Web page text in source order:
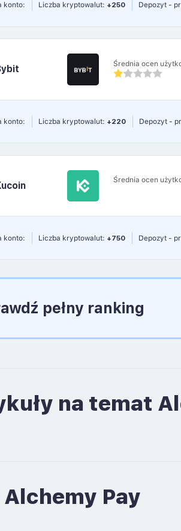
konto: Liczba kryptowalut: +250 Depozyt -
Średnia ocen
konto: Liczba kryptowalut: +220 Depozyt -
Średnia ocen
konto: Liczba kryptowalut: +750 Depozyt -
pełny ranking
na temat
Alchemy Pay